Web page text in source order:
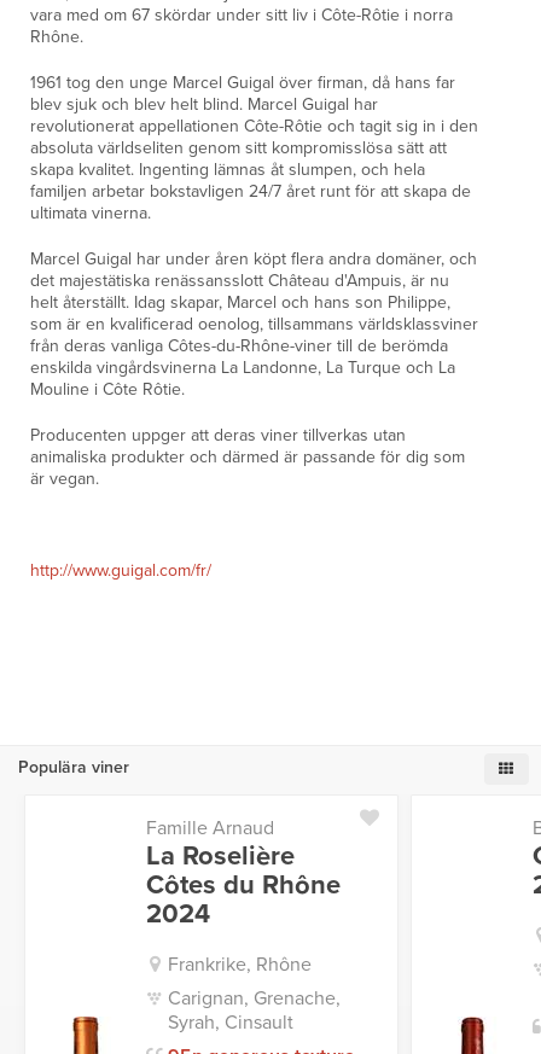
vara med om 67 skördar under sitt liv i Côte-Rôtie i norra
Rhône.
1961 tog den unge Marcel Guigal över firman, då hans far
blev sjuk och blev helt blind. Marcel Guigal har
revolutionerat appellationen Côte-Rôtie och tagit sig in i den
absoluta världseliten genom sitt kompromisslösa sätt att
skapa kvalitet. Ingenting lämnas åt slumpen, och hela
familjen arbetar bokstavligen 24/7 året runt för att skapa de
ultimata vinerna.
Marcel Guigal har under åren köpt flera andra domäner, och
det majestätiska renässansslott Château d'Ampuis, är nu
helt återställt. Idag skapar, Marcel och hans son Philippe,
som är en kvalificerad oenolog, tillsammans världsklassviner
från deras vanliga Côtes-du-Rhône-viner till de berömda
enskilda vingårdsvinerna La Landonne, La Turque och La
Mouline i Côte Rôtie.
Producenten uppger att deras viner tillverkas utan
animaliska produkter och därmed är passande för dig som
är vegan.
http://www.guigal.com/fr/
Populära viner
Famille Arnaud
La Roselière
Côtes du Rhône
2024
Frankrike, Rhône
Carignan, Grenache,
Syrah, Cinsault